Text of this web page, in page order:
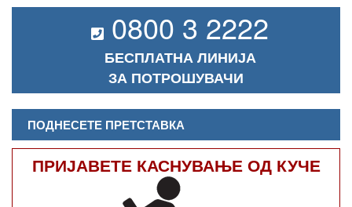
0800 3 2222
БЕСПЛАТНА ЛИНИЈА
ЗА ПОТРОШУВАЧИ
ПОДНЕСЕТЕ ПРЕТСТАВКА
ПРИЈАВЕТЕ КАСНУВАЊЕ ОД КУЧЕ